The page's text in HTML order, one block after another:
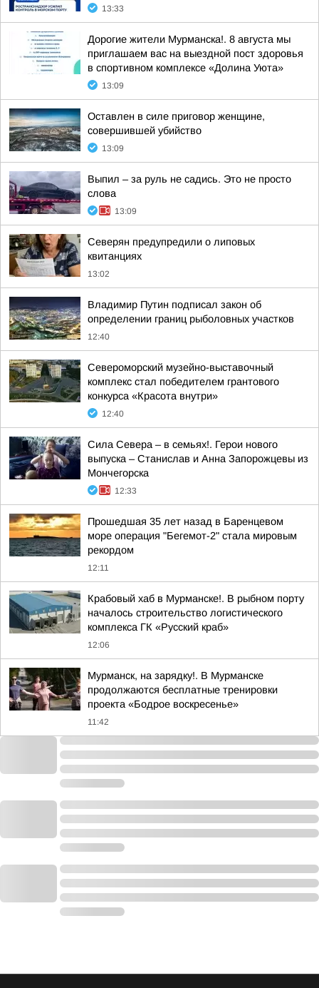
13:33
Дорогие жители Мурманска!. 8 августа мы
приглашаем вас на выездной пост здоровья
в спортивном комплексе «Долина Уюта»
13:09
Оставлен в силе приговор женщине,
совершившей убийство
13:09
Выпил – за руль не садись. Это не просто
слова
13:09
Северян предупредили о липовых
квитанциях
13:02
Владимир Путин подписал закон об
определении границ рыболовных участков
12:40
Североморский музейно-выставочный
комплекс стал победителем грантового
конкурса «Красота внутри»
12:40
Сила Севера – в семьях!. Герои нового
выпуска – Станислав и Анна Запорожцевы из
Мончегорска
12:33
Прошедшая 35 лет назад в Баренцевом
море операция "Бегемот-2" стала мировым
рекордом
12:11
Крабовый хаб в Мурманске!. В рыбном порту
началось строительство логистического
комплекса ГК «Русский краб»
12:06
Мурманск, на зарядку!. В Мурманске
продолжаются бесплатные тренировки
проекта «Бодрое воскресенье»
11:42